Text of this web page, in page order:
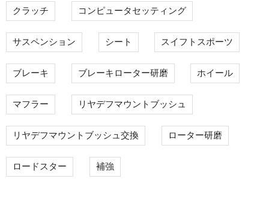
クラッチ コンピュータセッティング
サスペンション シート スイフトスポーツ
ブレーキ ブレーキローター研磨 ホイール
マフラー リヤデフマウントブッシュ
リヤデフマウントブッシュ交換 ローター研磨
ロードスター 補強